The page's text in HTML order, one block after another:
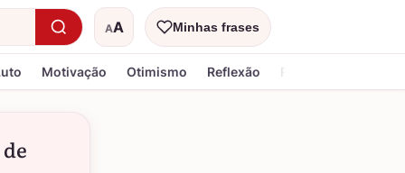
AA
Tamanho do textoMinhas frases
Motivação Otimismo Reflexão Religiosa